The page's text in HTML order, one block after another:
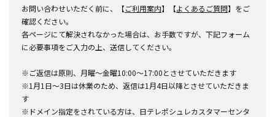
お問い合わせいただく前に、【ご利用案内】【よくあるご質問】をご
確認ください。
各ページにて解決されなかった場合は、お手数ですが、下記フォーム
に必要事項をご入力の上、送信してください。
※ご返信は原則、月曜～金曜10:00～17:00とさせていただきます
※1月1日～3日は休業のため、返信は1月4日以降とさせていただきま
す
※ドメイン指定をされている方は、日テレポシュレカスタマーセンタ